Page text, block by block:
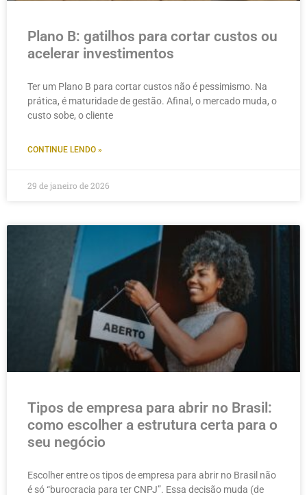
Plano B: gatilhos para cortar custos ou
acelerar investimentos
Ter um Plano B para cortar custos não é pessimismo. Na
prática, é maturidade de gestão. Afinal, o mercado muda, o
custo sobe, o cliente
CONTINUE LENDO »
29 de janeiro de 2026
Tipos de empresa para abrir no Brasil:
como escolher a estrutura certa para o
seu negócio
Escolher entre os tipos de empresa para abrir no Brasil não
é só “burocracia para ter CNPJ”. Essa decisão muda (de